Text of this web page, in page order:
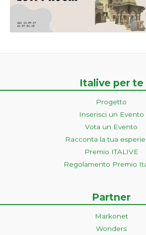
Italive per te
Progetto
Inserisci un Evento
Vota un Evento
Racconta la tua
Premio ITALIVE
Regolamento Premio
Partner
Markonet
Wonders